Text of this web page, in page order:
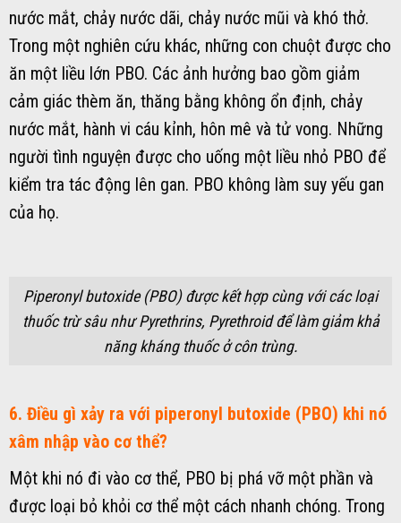
nước mắt, chảy nước dãi, chảy nước mũi và khó thở.
Trong một nghiên cứu khác, những con chuột được cho
ăn một liều lớn PBO. Các ảnh hưởng bao gồm giảm
cảm giác thèm ăn, thăng bằng không ổn định, chảy
nước mắt, hành vi cáu kỉnh, hôn mê và tử vong. Những
người tình nguyện được cho uống một liều nhỏ PBO để
kiểm tra tác động lên gan. PBO không làm suy yếu gan
của họ.
Piperonyl butoxide (PBO) được kết hợp cùng với các loại
thuốc trừ sâu như Pyrethrins, Pyrethroid để làm giảm khả
năng kháng thuốc ở côn trùng.
6. Điều gì xảy ra với piperonyl butoxide (PBO) khi nó
xâm nhập vào cơ thể?
Một khi nó đi vào cơ thể, PBO bị phá vỡ một phần và
được loại bỏ khỏi cơ thể một cách nhanh chóng. Trong